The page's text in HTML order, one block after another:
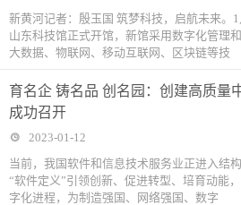
新黄河记者：殷玉国 筑梦科技，启航未来。
山东科技馆正式开馆，新馆采用数字化管理
大数据、物联网、移动互联网、区块链等技
育名企 铸名品 创名园：创建高质量
成功召开
2023-01-12
当前，我国软件和信息技术服务业正进入结
“软件定义”引领创新、促进转型、培育动能
字化进程，为制造强国、网络强国、数字